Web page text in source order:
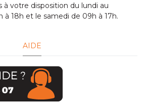
à votre disposition du lundi au
à 18h et le samedi de 09h à 17h.
AIDE